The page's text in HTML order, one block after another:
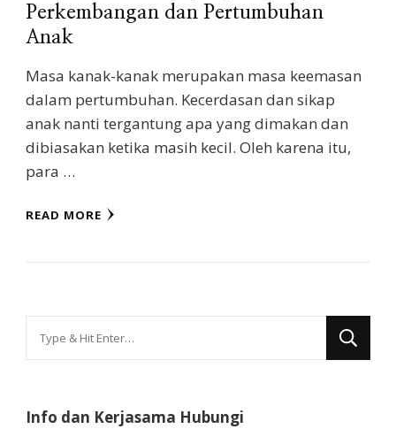
Perkembangan dan Pertumbuhan
Anak
Masa kanak-kanak merupakan masa keemasan
dalam pertumbuhan. Kecerdasan dan sikap
anak nanti tergantung apa yang dimakan dan
dibiasakan ketika masih kecil. Oleh karena itu,
para …
READ MORE
Info dan Kerjasama Hubungi